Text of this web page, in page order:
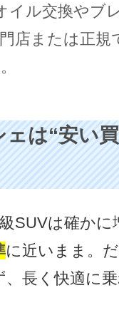
イル交換やブ
門店または正
は“安い
SUVは確かに
に近いまま。
、長く快適に